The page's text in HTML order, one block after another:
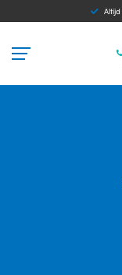
Altijd op tijd